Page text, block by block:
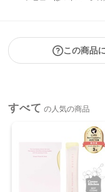
この商品
すべて の人気の商品